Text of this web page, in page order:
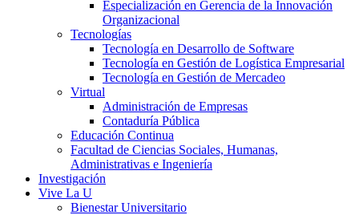
Especialización en Gerencia de la Innovación
Organizacional
Tecnologías
Tecnología en Desarrollo de Software
Tecnología en Gestión de Logística Empresarial
Tecnología en Gestión de Mercadeo
Virtual
Administración de Empresas
Contaduría Pública
Educación Continua
Facultad de Ciencias Sociales, Humanas,
Administrativas e Ingeniería
Investigación
Vive La U
Bienestar Universitario